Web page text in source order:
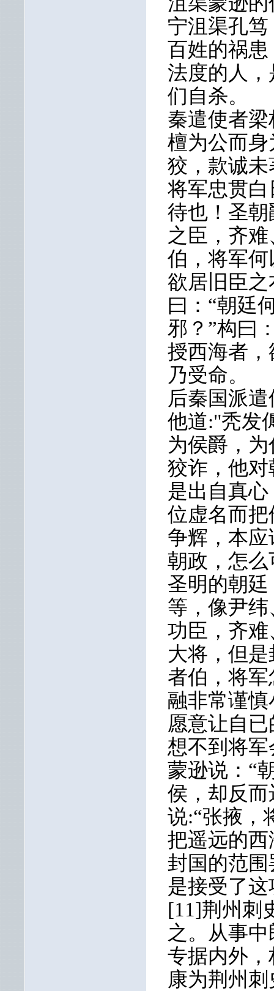
宁沮渠孔
百姓的祸
法度的人
们自杀。
秦遣使者
檀为公而身
狡，款诚
将军忠贯
待也！圣
之臣，齐
伯，将军
欲居旧臣
曰：“朝廷
邪？”构曰
授西海者
乃受命。
后秦国派
他道:"秃发
为侯爵，
狡诈，他
是出自真
位虚名而
争辉，本
朝政，怎
圣明的朝
等，像尹
功臣，齐
大将，但
者伯，将
融非常谨
愿意让自
想不到将
蒙逊说：“
侯，却反而
说:“张掖，
把遥远的
封国的范
是接受了
[11]荆州刺
之。从事
专据内外
康为荆州